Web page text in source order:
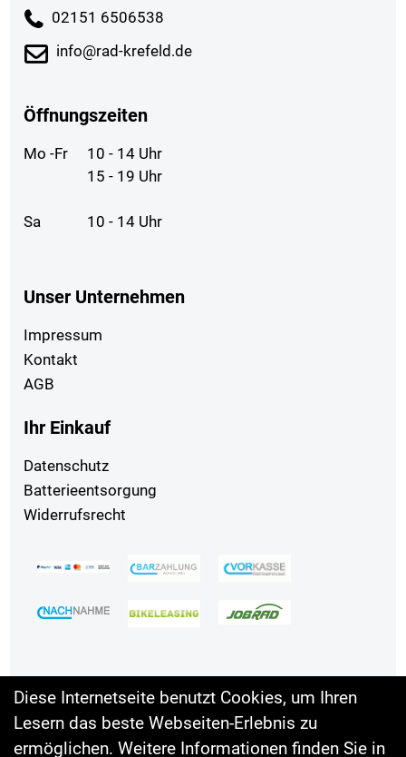
02151 6506538
info@rad-krefeld.de
Öffnungszeiten
Mo -Fr
10 - 14 Uhr
15 - 19 Uhr
Sa 10 - 14 Uhr
Unser Unternehmen
Impressum
Kontakt
AGB
Ihr Einkauf
Datenschutz
Batterieentsorgung
Widerrufsrecht
Diese Internetseite benutzt Cookies, um Ihren
Lesern das beste Webseiten-Erlebnis zu
ermöglichen. Weitere Informationen finden Sie in
Auftrag widerrufen